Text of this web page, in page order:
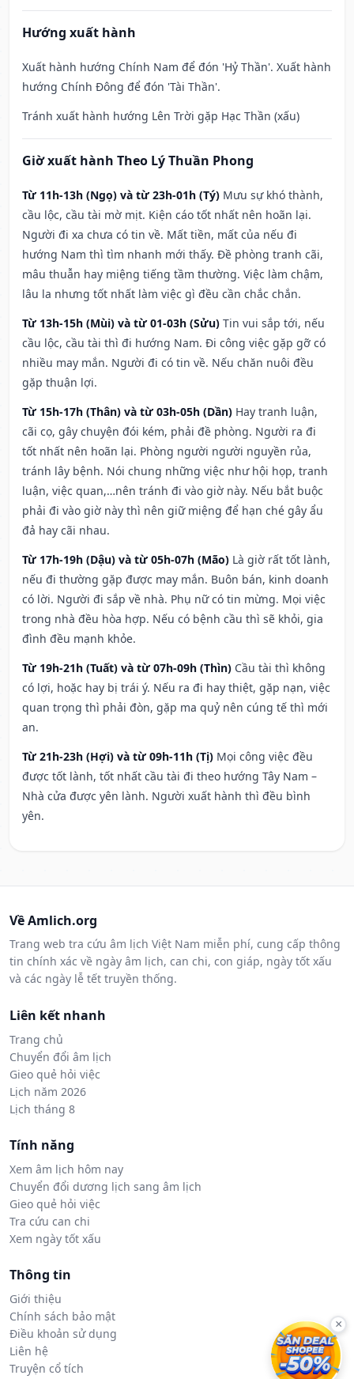
Hướng xuất hành
Xuất hành hướng Chính Nam để đón 'Hỷ Thần'. Xuất hành
hướng Chính Đông để đón 'Tài Thần'.
Tránh xuất hành hướng Lên Trời gặp Hạc Thần (xấu)
Giờ xuất hành Theo Lý Thuần Phong
Từ 11h-13h (Ngọ) và từ 23h-01h (Tý) Mưu sự khó thành,
cầu lộc, cầu tài mờ mịt. Kiện cáo tốt nhất nên hoãn lại.
Người đi xa chưa có tin về. Mất tiền, mất của nếu đi
hướng Nam thì tìm nhanh mới thấy. Đề phòng tranh cãi,
mâu thuẫn hay miệng tiếng tầm thường. Việc làm chậm,
lâu la nhưng tốt nhất làm việc gì đều cần chắc chắn.
Từ 13h-15h (Mùi) và từ 01-03h (Sửu) Tin vui sắp tới, nếu
cầu lộc, cầu tài thì đi hướng Nam. Đi công việc gặp gỡ có
nhiều may mắn. Người đi có tin về. Nếu chăn nuôi đều
gặp thuận lợi.
Từ 15h-17h (Thân) và từ 03h-05h (Dần) Hay tranh luận,
cãi cọ, gây chuyện đói kém, phải đề phòng. Người ra đi
tốt nhất nên hoãn lại. Phòng người người nguyền rủa,
tránh lây bệnh. Nói chung những việc như hội họp, tranh
luận, việc quan,…nên tránh đi vào giờ này. Nếu bắt buộc
phải đi vào giờ này thì nên giữ miệng để hạn ché gây ẩu
đả hay cãi nhau.
Từ 17h-19h (Dậu) và từ 05h-07h (Mão) Là giờ rất tốt lành,
nếu đi thường gặp được may mắn. Buôn bán, kinh doanh
có lời. Người đi sắp về nhà. Phụ nữ có tin mừng. Mọi việc
trong nhà đều hòa hợp. Nếu có bệnh cầu thì sẽ khỏi, gia
đình đều mạnh khỏe.
Từ 19h-21h (Tuất) và từ 07h-09h (Thìn) Cầu tài thì không
có lợi, hoặc hay bị trái ý. Nếu ra đi hay thiệt, gặp nạn, việc
quan trọng thì phải đòn, gặp ma quỷ nên cúng tế thì mới
an.
Từ 21h-23h (Hợi) và từ 09h-11h (Tị) Mọi công việc đều
được tốt lành, tốt nhất cầu tài đi theo hướng Tây Nam –
Nhà cửa được yên lành. Người xuất hành thì đều bình
yên.
Về Amlich.org
Trang web tra cứu âm lịch Việt Nam miễn phí, cung cấp thông
tin chính xác về ngày âm lịch, can chi, con giáp, ngày tốt xấu
và các ngày lễ tết truyền thống.
Liên kết nhanh
Trang chủ
Chuyển đổi âm lịch
Gieo quẻ hỏi việc
Lịch năm 2026
Lịch tháng 8
Tính năng
Xem âm lịch hôm nay
Chuyển đổi dương lịch sang âm lịch
Gieo quẻ hỏi việc
Tra cứu can chi
Xem ngày tốt xấu
Thông tin
Giới thiệu
Chính sách bảo mật
Điều khoản sử dụng
Liên hệ
Truyện cổ tích
×